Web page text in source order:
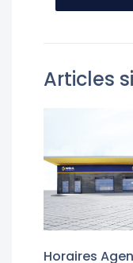
Articles
Horaires